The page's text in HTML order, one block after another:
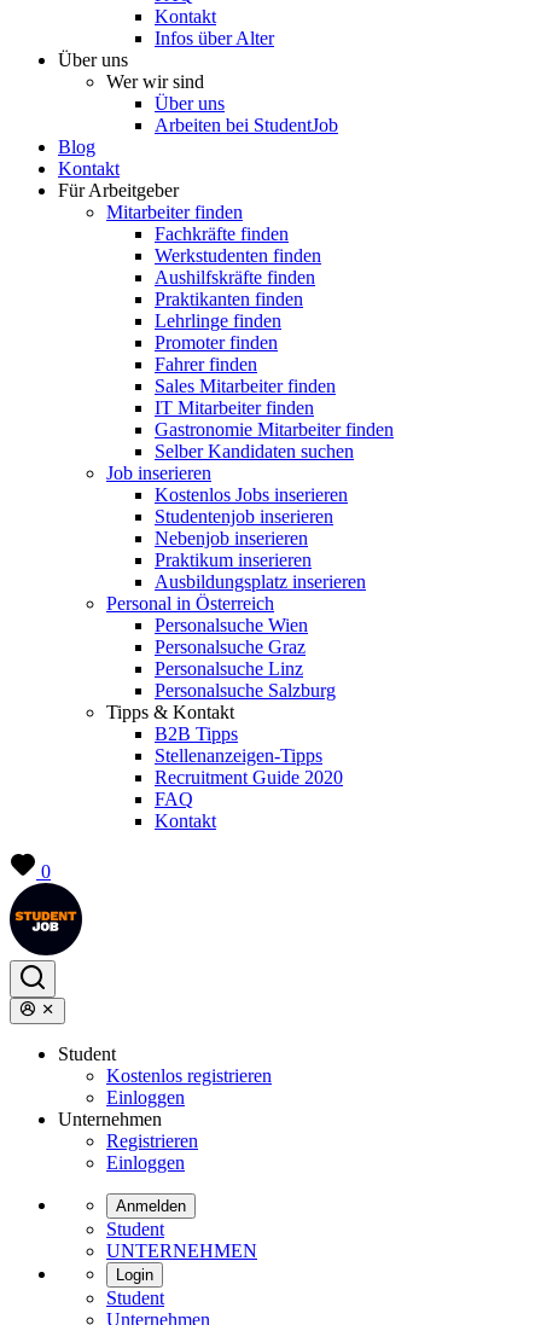
Kontakt
Infos über Alter
Über uns
Wer wir sind
Über uns
Arbeiten bei StudentJob
Blog
Kontakt
Für Arbeitgeber
Mitarbeiter finden
Fachkräfte finden
Werkstudenten finden
Aushilfskräfte finden
Praktikanten finden
Lehrlinge finden
Promoter finden
Fahrer finden
Sales Mitarbeiter finden
IT Mitarbeiter finden
Gastronomie Mitarbeiter finden
Selber Kandidaten suchen
Job inserieren
Kostenlos Jobs inserieren
Studentenjob inserieren
Nebenjob inserieren
Praktikum inserieren
Ausbildungsplatz inserieren
Personal in Österreich
Personalsuche Wien
Personalsuche Graz
Personalsuche Linz
Personalsuche Salzburg
Tipps & Kontakt
B2B Tipps
Stellenanzeigen-Tipps
Recruitment Guide 2020
FAQ
Kontakt
0
Student
Kostenlos registrieren
Einloggen
Unternehmen
Registrieren
Einloggen
Anmelden
Student
UNTERNEHMEN
Login
Student
Unternehmen